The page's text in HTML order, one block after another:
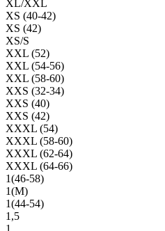
XL/XXL
XS (40-42)
XS (42)
XS/S
XXL (52)
XXL (54-56)
XXL (58-60)
XXS (32-34)
XXS (40)
XXS (42)
XXXL (54)
XXXL (58-60)
XXXL (62-64)
XXXL (64-66)
1(46-58)
1(М)
1(44-54)
1,5
1